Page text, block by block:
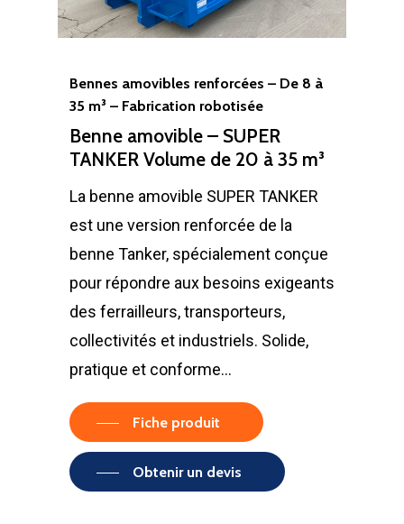
Bennes amovibles renforcées – De 8 à
35 m³ – Fabrication robotisée
Benne amovible – SUPER
TANKER Volume de 20 à 35 m³
La benne amovible SUPER TANKER
est une version renforcée de la
benne Tanker, spécialement conçue
pour répondre aux besoins exigeants
des ferrailleurs, transporteurs,
collectivités et industriels. Solide,
pratique et conforme…
Fiche produit
Obtenir un devis